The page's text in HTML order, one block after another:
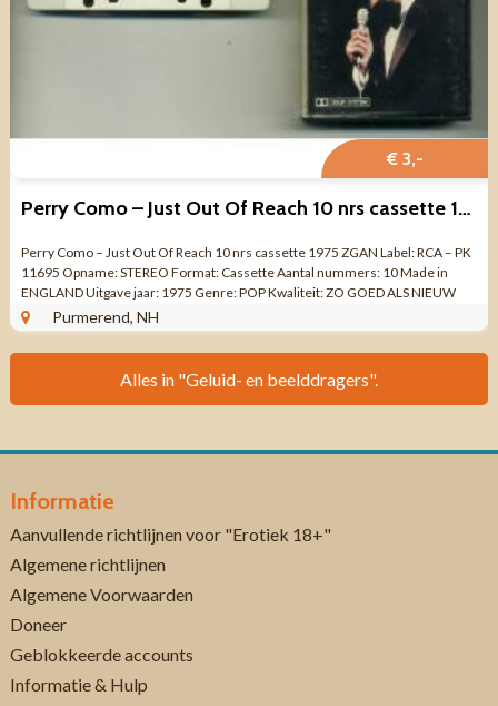
€ 3,-
Perry Como – Just Out Of Reach 10 nrs cassette 1975 ZGAN
Perry Como – Just Out Of Reach 10 nrs cassette 1975 ZGAN Label: RCA – PK
11695 Opname: STEREO Format: Cassette Aantal nummers: 10 Made in
ENGLAND Uitgave jaar: 1975 Genre: POP Kwaliteit: ZO GOED ALS NIEUW
Programme ...
Purmerend, NH
Alles in "Geluid- en beelddragers".
Informatie
Aanvullende richtlijnen voor "Erotiek 18+"
Algemene richtlijnen
Algemene Voorwaarden
Doneer
Geblokkeerde accounts
Informatie & Hulp